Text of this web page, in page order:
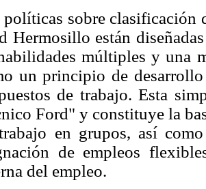
políticas sobre clasificación
Hermosillo están
múltiples y una
un principio de
de trabajo. Esta
Ford" y constituye la
en grupos, así
de empleos
del empleo.